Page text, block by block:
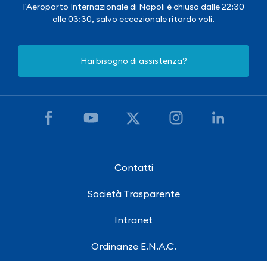
l'Aeroporto Internazionale di Napoli è chiuso dalle 22:30
alle 03:30, salvo eccezionale ritardo voli.
Hai bisogno di assistenza?
Contatti
Società Trasparente
Intranet
Ordinanze E.N.A.C.